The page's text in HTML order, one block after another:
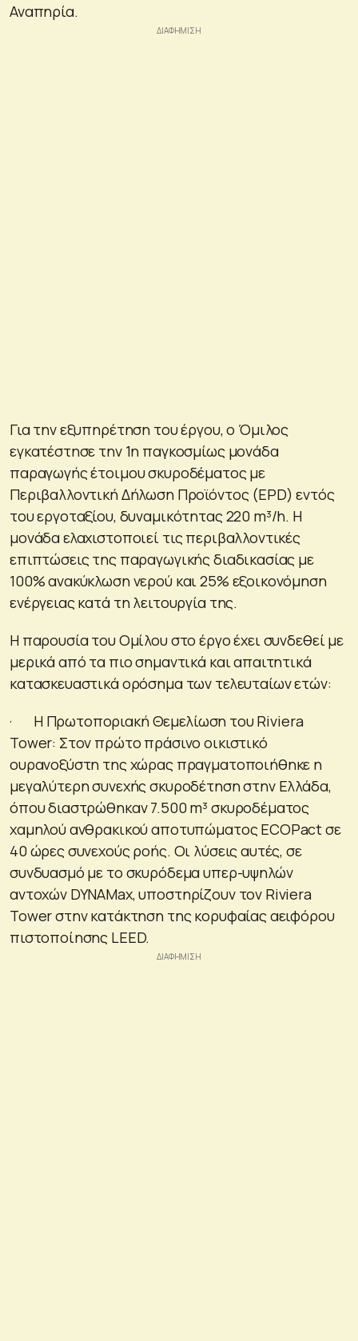
Αναπηρία.
Για την εξυπηρέτηση του έργου, ο Όμιλος
εγκατέστησε την 1η παγκοσμίως μονάδα
παραγωγής έτοιμου σκυροδέματος με
Περιβαλλοντική Δήλωση Προϊόντος (EPD) εντός
του εργοταξίου, δυναμικότητας 220 m³/h. H
μονάδα ελαχιστοποιεί τις περιβαλλοντικές
επιπτώσεις της παραγωγικής διαδικασίας με
100% ανακύκλωση νερού και 25% εξοικονόμηση
ενέργειας κατά τη λειτουργία της.
Η παρουσία του Ομίλου στο έργο έχει συνδεθεί με
μερικά από τα πιο σημαντικά και απαιτητικά
κατασκευαστικά ορόσημα των τελευταίων ετών:
· Η Πρωτοποριακή Θεμελίωση του Riviera
Tower: Στον πρώτο πράσινο οικιστικό
ουρανοξύστη της χώρας πραγματοποιήθηκε η
μεγαλύτερη συνεχής σκυροδέτηση στην Ελλάδα,
όπου διαστρώθηκαν 7.500 m³ σκυροδέματος
χαμηλού ανθρακικού αποτυπώματος ECOPact σε
40 ώρες συνεχούς ροής. Οι λύσεις αυτές, σε
συνδυασμό με το σκυρόδεμα υπερ-υψηλών
αντοχών DYNAMax, υποστηρίζουν τον Riviera
Tower στην κατάκτηση της κορυφαίας αειφόρου
πιστοποίησης LEED.